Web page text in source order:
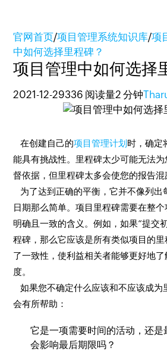
官网首页/项目管理系统知识库/项
中如何选择里程碑？
项目管理中如何选择
2021-12-29336 阅读量2 分钟
在创建自己的项目管理计划时，确定
能具有挑战性。里程碑太少可能无法
督依据，但里程碑太多会使您的报告混
为了达到正确的平衡，它并不像列出
日期那么简单。项目里程碑需要在整
明确且一致的含义。例如，如果“提交
程碑，那么它应该是所有类似项目的
了一致性，使利益相关者能够更好地
度。
如果您不确定什么应该和不应该成为
会有所帮助：
它是一项需要时间的活动，还是
会影响最后期限吗？